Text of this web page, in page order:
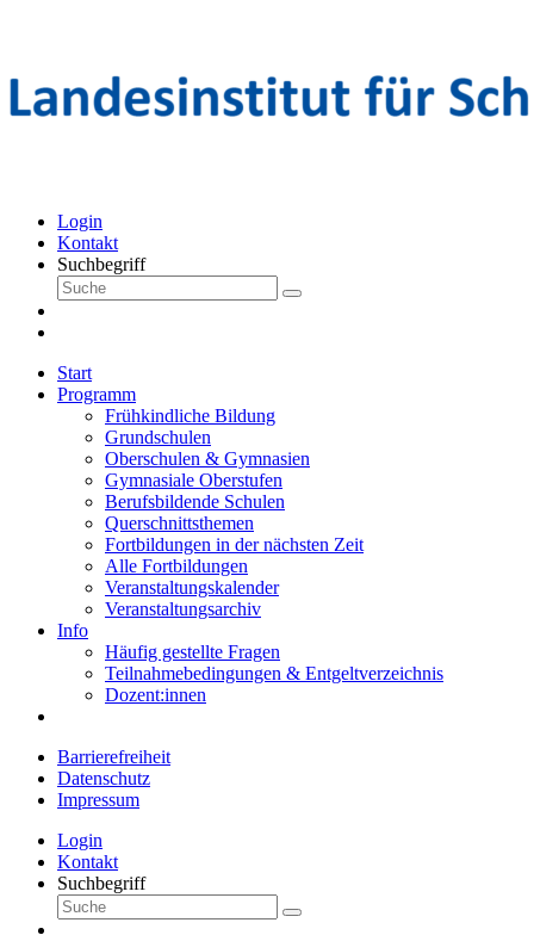
Login
Kontakt
Suchbegriff
Start
Programm
Frühkindliche Bildung
Grundschulen
Oberschulen & Gymnasien
Gymnasiale Oberstufen
Berufsbildende Schulen
Querschnittsthemen
Fortbildungen in der nächsten Zeit
Alle Fortbildungen
Veranstaltungskalender
Veranstaltungsarchiv
Info
Häufig gestellte Fragen
Teilnahmebedingungen & Entgeltverzeichnis
Dozent:innen
Barrierefreiheit
Datenschutz
Impressum
Login
Kontakt
Suchbegriff